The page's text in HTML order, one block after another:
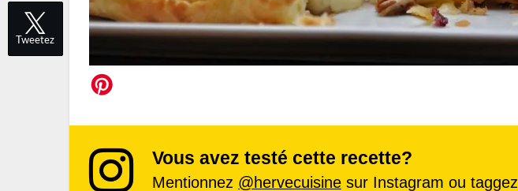
Vous avez testé cette recette?
Mentionnez @hervecuisine sur Instagram ou taggez
Tweetez